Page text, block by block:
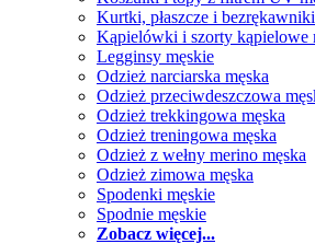
Kurtki, płaszcze i
Kąpielówki i szorty kąpielowe
Legginsy męskie
Odzież narciarska męska
Odzież przeciwdeszczowa
Odzież trekkingowa męska
Odzież treningowa męska
Odzież z wełny merino męska
Odzież zimowa męska
Spodenki męskie
Spodnie męskie
Zobacz więcej...